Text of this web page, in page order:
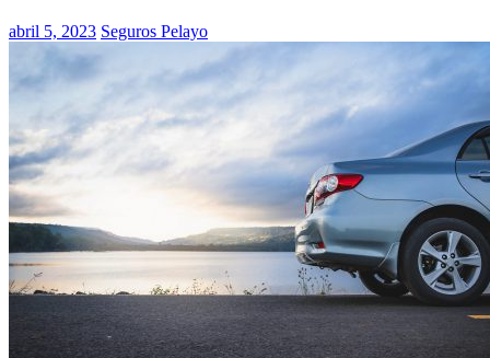
abril 5, 2023 Seguros Pelayo